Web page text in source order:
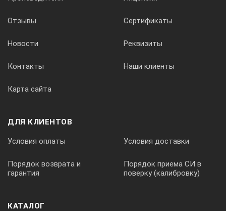
Отзывы Сертификаты
Новости Реквизиты
Контакты Наши клиенты
Карта сайта
ДЛЯ КЛИЕНТОВ
Условия оплаты Условия доставки
Порядок возврата и
гарантия
Порядок приема СИ в
поверку (калибровку)
КАТАЛОГ